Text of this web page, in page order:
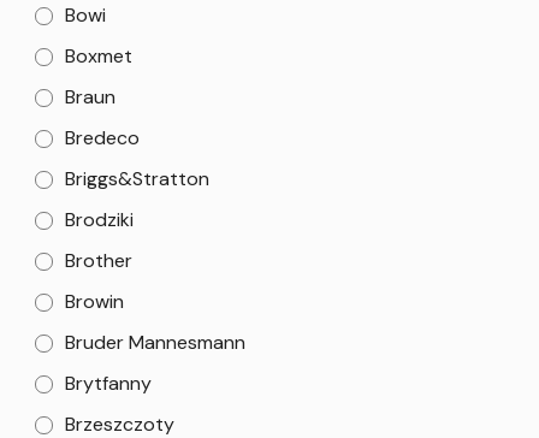
Bowi
Boxmet
Braun
Bredeco
Briggs&Stratton
Brodziki
Brother
Browin
Bruder Mannesmann
Brytfanny
Brzeszczoty